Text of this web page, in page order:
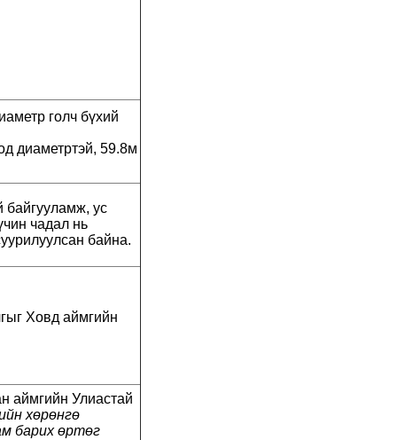
голч бүхий
диаметртэй, 59.8м
ус
чадал нь
байна.
Ховд аймгийн
аймгийн Улиастай
хөрөнгө
барих өртөг